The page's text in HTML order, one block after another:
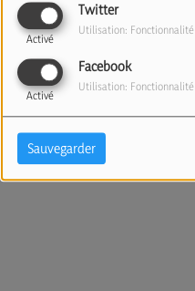
Twitter
Activé
Utilisation: Fonctionnalité
Facebook
Activé
Utilisation: Fonctionnalité
Sauvegarder